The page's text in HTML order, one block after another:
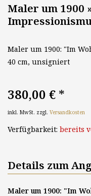
Maler um 1900
Maler um 1900: "Im
40 cm, unsigniert
380,00 € *
inkl. MwSt. zzgl. Versandkosten
Verfügbarkeit: bereits
Details zum
Maler um 1900: "Im